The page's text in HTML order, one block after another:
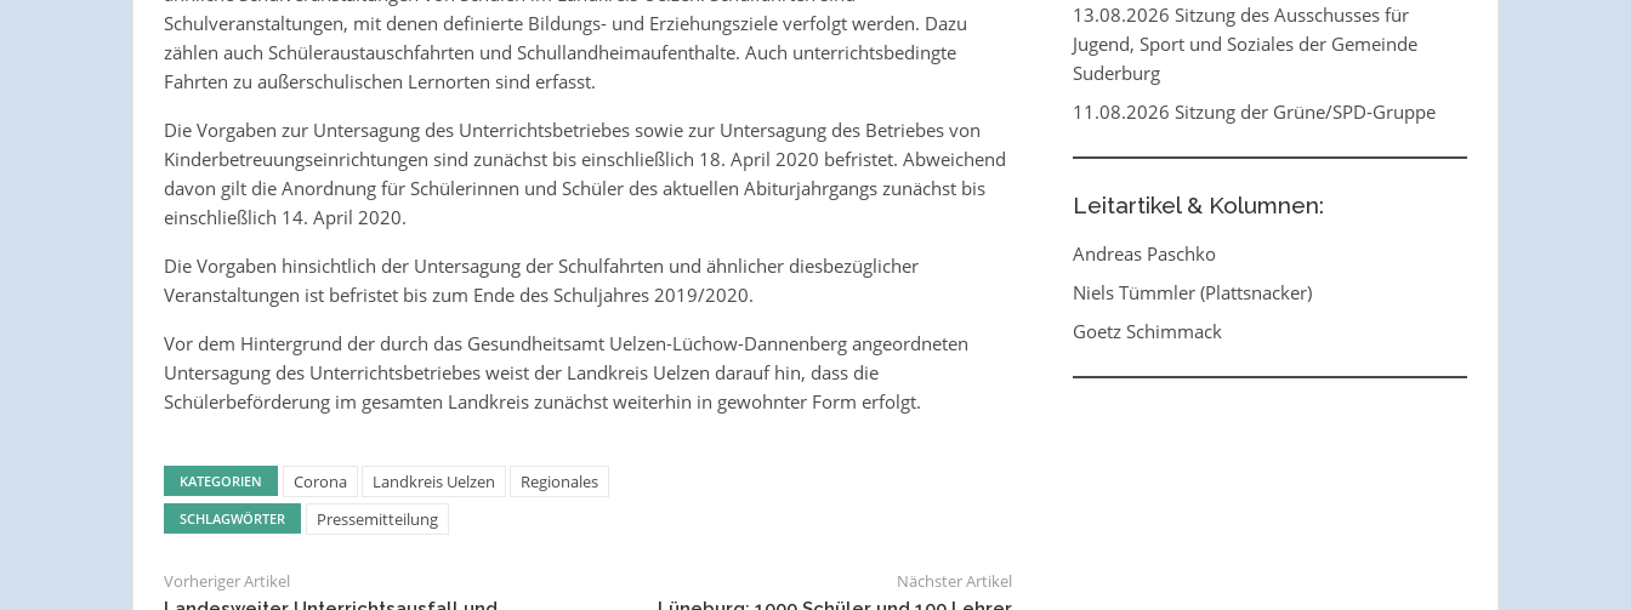
Schulveranstaltungen, mit denen definierte Bildungs- und Erziehungsziele verfolgt werden. Dazu
zählen auch Schüleraustauschfahrten und Schullandheimaufenthalte. Auch unterrichtsbedingte
Fahrten zu außerschulischen Lernorten sind erfasst.
Die Vorgaben zur Untersagung des Unterrichtsbetriebes sowie zur Untersagung des Betriebes von
Kinderbetreuungseinrichtungen sind zunächst bis einschließlich 18. April 2020 befristet. Abweichend
davon gilt die Anordnung für Schülerinnen und Schüler des aktuellen Abiturjahrgangs zunächst bis
einschließlich 14. April 2020.
Die Vorgaben hinsichtlich der Untersagung der Schulfahrten und ähnlicher diesbezüglicher
Veranstaltungen ist befristet bis zum Ende des Schuljahres 2019/2020.
Vor dem Hintergrund der durch das Gesundheitsamt Uelzen-Lüchow-Dannenberg angeordneten
Untersagung des Unterrichtsbetriebes weist der Landkreis Uelzen darauf hin, dass die
Schülerbeförderung im gesamten Landkreis zunächst weiterhin in gewohnter Form erfolgt.
KATEGORIEN Corona Landkreis Uelzen Regionales
SCHLAGWÖRTER Pressemitteilung
Vorheriger Artikel
Nächster Artikel
13.08.2026 Sitzung des Ausschusses für
Jugend, Sport und Soziales der Gemeinde
Suderburg
11.08.2026 Sitzung der Grüne/SPD-Gruppe
Leitartikel & Kolumnen:
Andreas Paschko
Niels Tümmler (Plattsnacker)
Goetz Schimmack